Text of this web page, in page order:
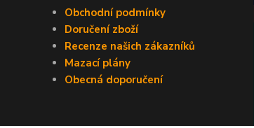
Obchodní podmínky
Doručení zboží
Recenze našich zákazníků
Mazací plány
Obecná doporučení